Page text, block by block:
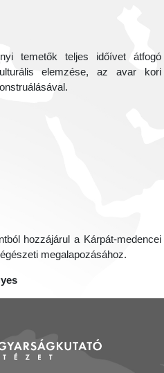
temetők teljes időívet átfogó
elemzése, az avar kori
hozzájárul a Kárpát-medencei
megalapozásához.